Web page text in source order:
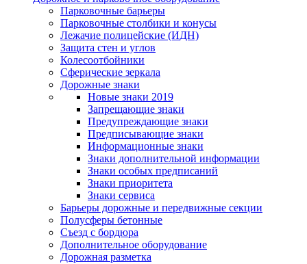
Парковочные барьеры
Парковочные столбики и конусы
Лежачие полицейские (ИДН)
Защита стен и углов
Колесоотбойники
Сферические зеркала
Дорожные знаки
Новые знаки 2019
Запрещающие знаки
Предупреждающие знаки
Предписывающие знаки
Информационные знаки
Знаки дополнительной информации
Знаки особых предписаний
Знаки приоритета
Знаки сервиса
Барьеры дорожные и передвижные секции
Полусферы бетонные
Съезд с бордюра
Дополнительное оборудование
Дорожная разметка